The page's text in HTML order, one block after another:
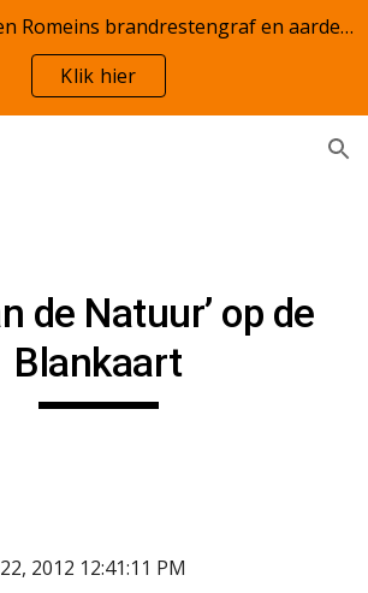
Skip to navigation
Archeologen vinden Romeins brandrestengraf en aardewerk te Woumen
Klik hier
de Natuur’ op de
Blankaart
2012 12:41:11 PM